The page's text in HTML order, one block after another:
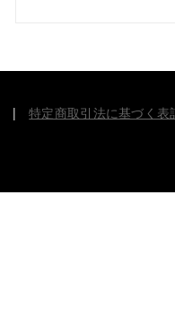
|特定商取引法に基づく表